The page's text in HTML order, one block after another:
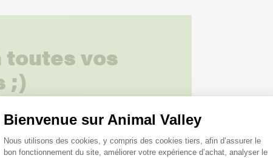
Bienvenue sur Animal Valley
Plateforme de Gestion du
Nous utilisons des cookies, y compris des cookies tiers, afin d’assurer le
bon fonctionnement du site, améliorer votre expérience d’achat, analyser le
toutes vos
;)